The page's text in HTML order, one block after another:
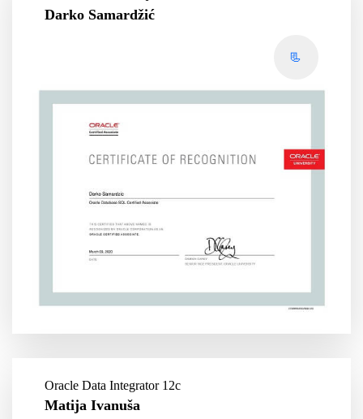
Darko Samardžić
📃
Oracle Data Integrator 12c
Matija Ivanuša